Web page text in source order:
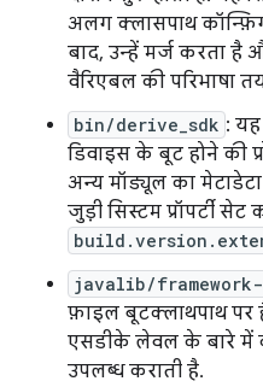
अलग क्लासपाथ
बाद, उन्हें मर्ज करता है
वैरिएबल की परिभाषा
bin/derive_sdk :
डिवाइस के बूट होने की
अन्य मॉड्यूल का
जुड़ी सिस्टम प्रॉपर्टी
javalib/
फ़ाइल बूटक्लाथपाथ
एसडीके लेवल के बारे में
उपलब्ध कराती है.